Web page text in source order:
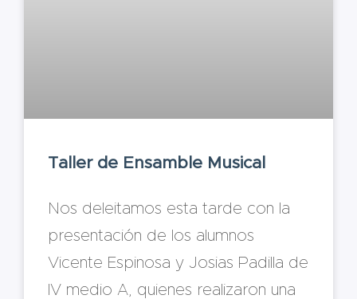
Taller de Ensamble Musical
Nos deleitamos esta tarde con la
presentación de los alumnos
Vicente Espinosa y Josias Padilla de
IV medio A, quienes realizaron una